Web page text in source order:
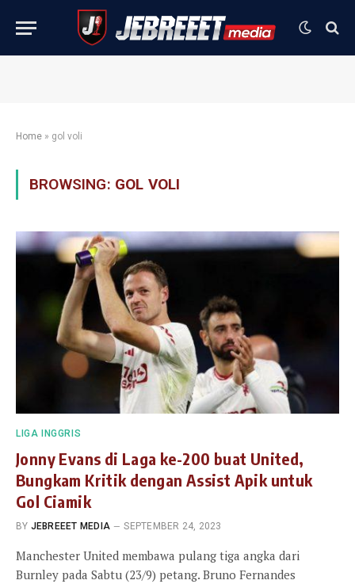
Home » gol voli
BROWSING: GOL VOLI
LIGA INGGRIS
Jonny Evans di Laga ke-200 buat United,
Bungkam Kritik dengan Assist Apik untuk
Gol Ciamik
BY JEBREEET MEDIA SEPTEMBER 24, 2023
Manchester United membawa pulang tiga angka dari
Burnley pada Sabtu (23/9) petang. Bruno Fernandes